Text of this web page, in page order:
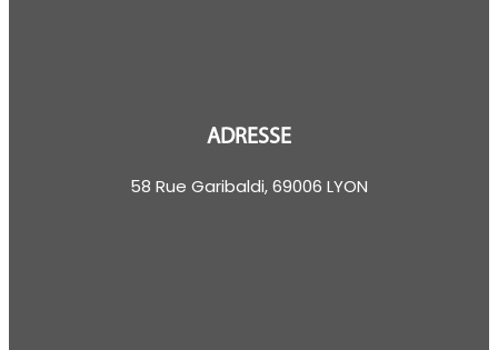
ADRESSE
58 Rue Garibaldi, 69006 LYON